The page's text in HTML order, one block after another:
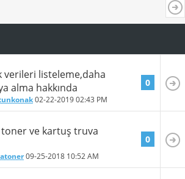
verileri listeleme,daha
alma hakkında
02-22-201902:43 PM
0
toner ve kartuş truva
09-25-2018 10:52 AM
0